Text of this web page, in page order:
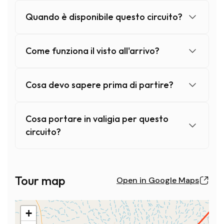
Quando è disponibile questo circuito?
Come funziona il visto all'arrivo?
Cosa devo sapere prima di partire?
Cosa portare in valigia per questo
circuito?
Contattateci con le vostre disponibilità: formeremo un
Nota: prezzo calcolato sulla base di 3-10 persone —
Come funziona il visto all'arrivo?
Tour map Open in Google Maps
+